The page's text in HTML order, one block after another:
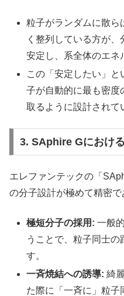
粒子がランダムに散ら
く整列している方が
安定し、系全体のエネ
この「安定したい」
子が自動的に最も密度
取るように設計されて
3. SAphire Gにおけ
エレファンテックの「
の分子設計が極めて精密で
極短分子の採用: 一般
うことで、粒子同士の
す。
一斉焼結への誘導: 綺
た際に「一斉に」粒子